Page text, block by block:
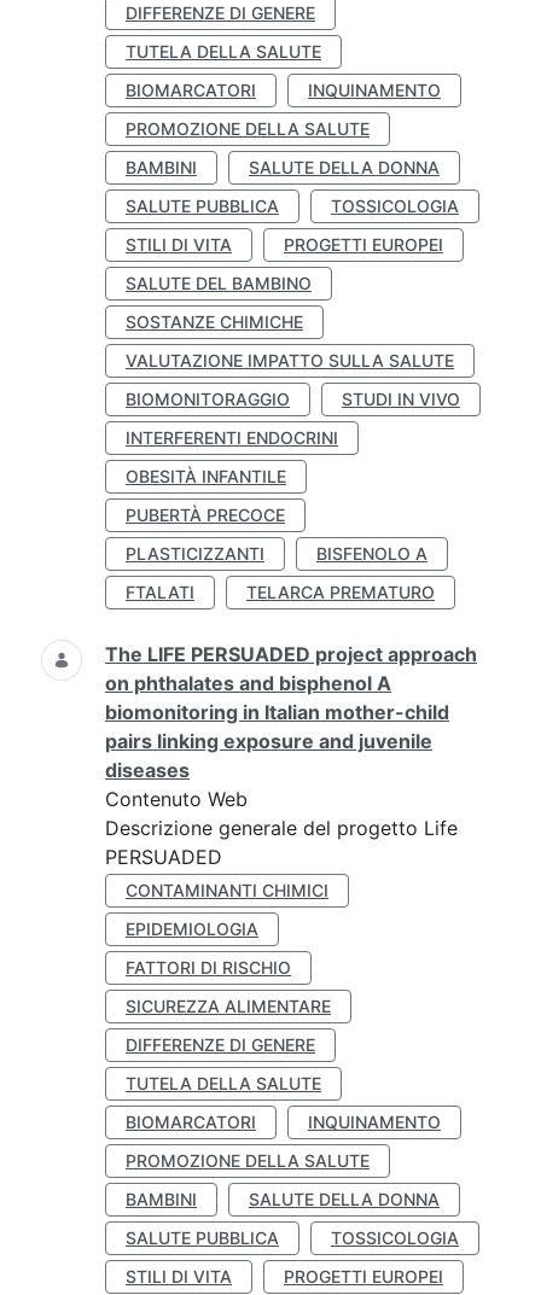
DIFFERENZE DI GENERE
TUTELA DELLA SALUTE
BIOMARCATORI
INQUINAMENTO
PROMOZIONE DELLA SALUTE
BAMBINI
SALUTE DELLA DONNA
SALUTE PUBBLICA
TOSSICOLOGIA
STILI DI VITA
PROGETTI EUROPEI
SALUTE DEL BAMBINO
SOSTANZE CHIMICHE
VALUTAZIONE IMPATTO SULLA SALUTE
BIOMONITORAGGIO
STUDI IN VIVO
INTERFERENTI ENDOCRINI
OBESITÀ INFANTILE
PUBERTÀ PRECOCE
PLASTICIZZANTI
BISFENOLO A
FTALATI
TELARCA PREMATURO
The LIFE PERSUADED project approach
on phthalates and bisphenol A
biomonitoring in Italian mother-child
pairs linking exposure and juvenile
diseases
Contenuto Web
Descrizione generale del progetto Life
PERSUADED
CONTAMINANTI CHIMICI
EPIDEMIOLOGIA
FATTORI DI RISCHIO
SICUREZZA ALIMENTARE
DIFFERENZE DI GENERE
TUTELA DELLA SALUTE
BIOMARCATORI
INQUINAMENTO
PROMOZIONE DELLA SALUTE
BAMBINI
SALUTE DELLA DONNA
SALUTE PUBBLICA
TOSSICOLOGIA
STILI DI VITA
PROGETTI EUROPEI